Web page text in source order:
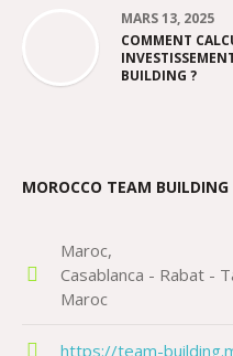
MARS 13, 2025
COMMENT
BUILDING ?
MOROCCO TEAM BUILDING
Maroc
Casablanca - Rabat -
Maroc
https://team-